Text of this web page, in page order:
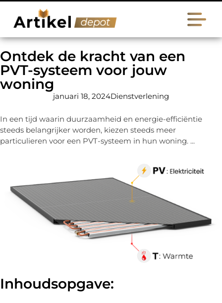
Ontdek de kracht van een
PVT-systeem voor jouw
woning
januari 18, 2024Dienstverlening
In een tijd waarin duurzaamheid en energie-efficiëntie
steeds belangrijker worden, kiezen steeds meer
particulieren voor een PVT-systeem in hun woning. ...
Inhoudsopgave: